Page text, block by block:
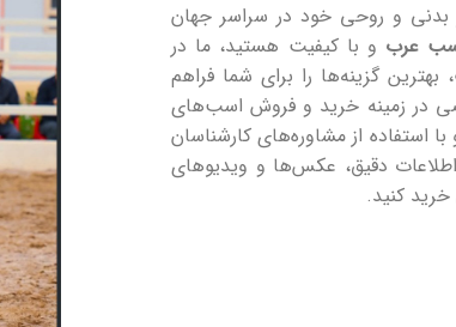
بدنی و روحی خود در سراسر جهان
عرب و با کیفیت هستید، ما در
، بهترین گزینه‌ها را برای شما فراهم
در زمینه خرید و فروش اسب‌های
استفاده از مشاوره‌های کارشناسان
اطلاعات دقیق، عکس‌ها و ویدیوهای
کنید.